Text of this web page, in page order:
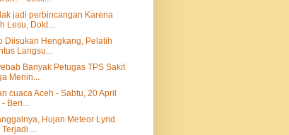
jadi perbincangan Karena
Lesu, Dokt...
Diisukan Hengkang, Pelatih
Langsu...
Banyak Petugas TPS Sakit
Menin...
cuaca Aceh - Sabtu, 20 April
Beri...
Hujan Meteor Lyrid
...